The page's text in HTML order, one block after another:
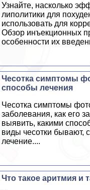
Узнайте, насколько
липолитики для
использовать для
Обзор инъекционных
особенности их
Чесотка симптомы
способы лечения
Чесотка симптомы
заболевания, как его
выявить, какими
виды чесотки бывают,
лечение....
Что такое аритмия и